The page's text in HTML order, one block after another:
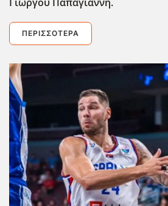
ΠΕΡΙΣΣΌΤΕΡΑ